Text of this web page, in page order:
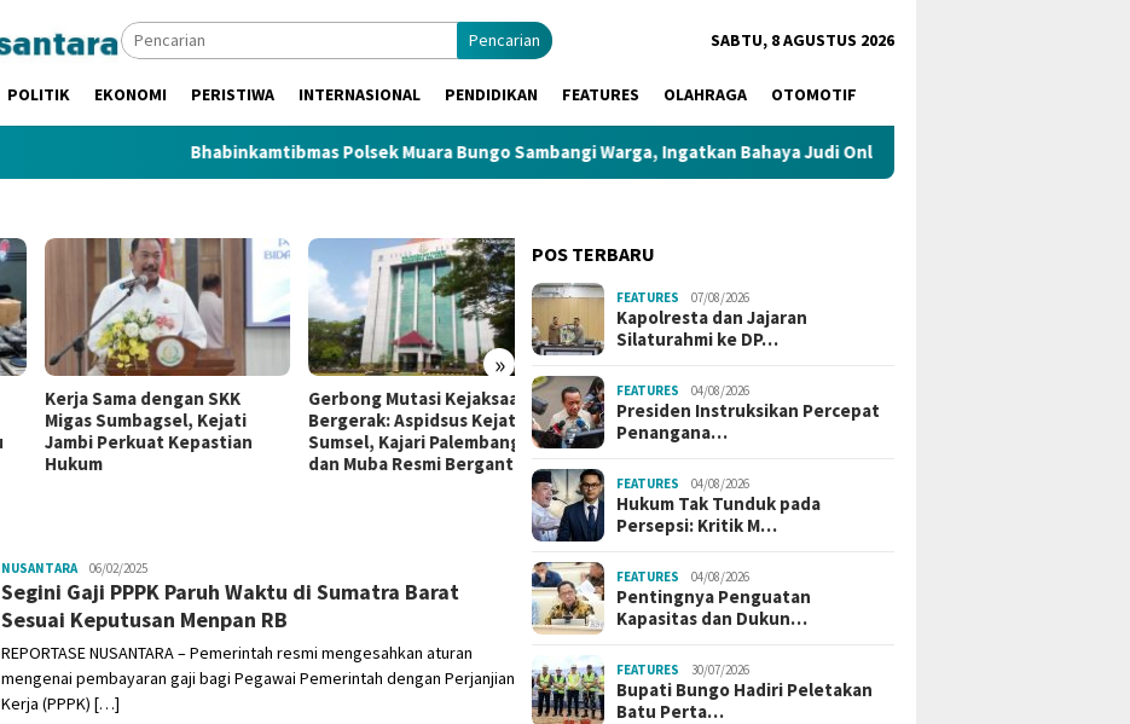
Pencarian SABTU, 8 AGUSTUS 2026
POLITIK EKONOMI PERISTIWA INTERNASIONAL PENDIDIKAN FEATURES OLAHRAGA OTOMOTIF
Bhabinkamtibmas Polsek Muara Bungo Sambangi Warga, Ingatkan Bahaya Judi Online dan Pinjaman Online
»
Kerja Sama dengan SKK
Migas Sumbagsel, Kejati
Jambi Perkuat Kepastian
Hukum
Gerbong Mutasi Kejaksaan
Bergerak: Aspidsus Kejati
Sumsel, Kajari Palembang,
dan Muba Resmi Berganti
Rocky Chandra Apresiasi
Polda Jambi Ungkap Dugaan
TPPO Bayi, Desak Proses
Hukum Tuntas
Delapan Bulan Korban TPPO
NUSANTARAAdmin
06/02/2025
Segini Gaji PPPK Paruh Waktu di Sumatra Barat
Sesuai Keputusan Menpan RB
REPORTASE NUSANTARA – Pemerintah resmi mengesahkan aturan
mengenai pembayaran gaji bagi Pegawai Pemerintah dengan Perjanjian
Kerja (PPPK) […]
POS TERBARU
FEATURES 07/08/2026
Kapolresta dan Jajaran
Silaturahmi ke DP…
FEATURES 04/08/2026
Presiden Instruksikan Percepat
Penangana…
FEATURES 04/08/2026
Hukum Tak Tunduk pada
Persepsi: Kritik M…
FEATURES 04/08/2026
Pentingnya Penguatan
Kapasitas dan Dukun…
FEATURES 30/07/2026
Bupati Bungo Hadiri Peletakan
Batu Perta…